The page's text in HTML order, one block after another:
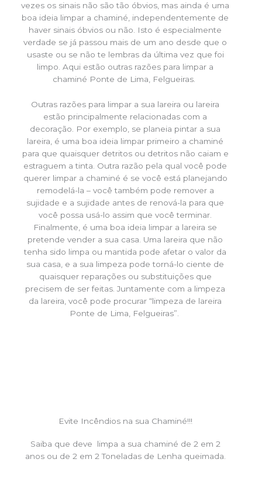
vezes os sinais não são tão óbvios, mas ainda é uma
boa ideia limpar a chaminé, independentemente de
haver sinais óbvios ou não. Isto é especialmente
verdade se já passou mais de um ano desde que o
usaste ou se não te lembras da última vez que foi
limpo. Aqui estão outras razões para limpar a
chaminé Ponte de Lima, Felgueiras.
Outras razões para limpar a sua lareira ou lareira
estão principalmente relacionadas com a
decoração. Por exemplo, se planeia pintar a sua
lareira, é uma boa ideia limpar primeiro a chaminé
para que quaisquer detritos ou detritos não caiam e
estraguem a tinta. Outra razão pela qual você pode
querer limpar a chaminé é se você está planejando
remodelá-la – você também pode remover a
sujidade e a sujidade antes de renová-la para que
você possa usá-lo assim que você terminar.
Finalmente, é uma boa ideia limpar a lareira se
pretende vender a sua casa. Uma lareira que não
tenha sido limpa ou mantida pode afetar o valor da
sua casa, e a sua limpeza pode torná-lo ciente de
quaisquer reparações ou substituições que
precisem de ser feitas. Juntamente com a limpeza
da lareira, você pode procurar “limpeza de lareira
Ponte de Lima, Felgueiras”.
Evite Incêndios na sua Chaminé!!!
Saiba que deve limpa a sua chaminé de 2 em 2
anos ou de 2 em 2 Toneladas de Lenha queimada.